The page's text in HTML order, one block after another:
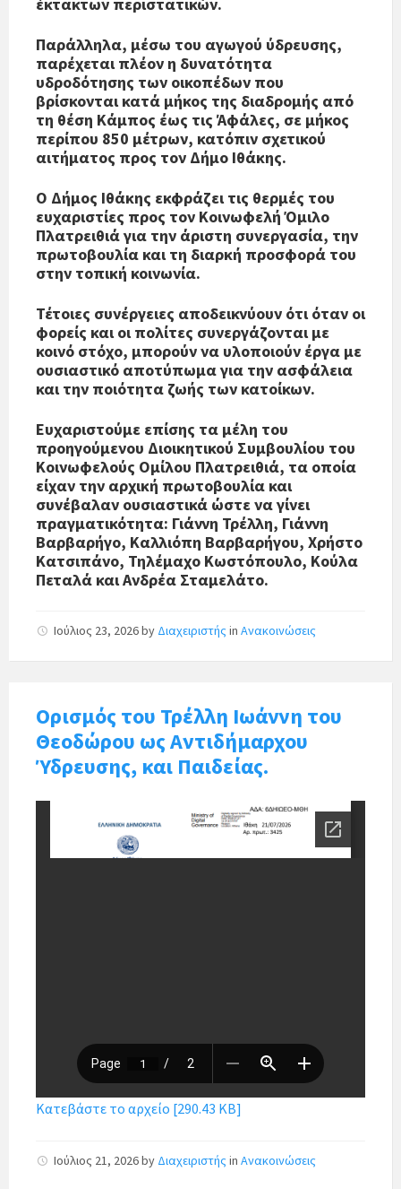
Παράλληλα, μέσω του αγωγού ύδρευσης,
παρέχεται πλέον η δυνατότητα
υδροδότησης των οικοπέδων που
βρίσκονται κατά μήκος της διαδρομής από
τη θέση Κάμπος έως τις Άφάλες, σε μήκος
περίπου 850 μέτρων, κατόπιν σχετικού
αιτήματος προς τον Δήμο Ιθάκης.
Ο Δήμος Ιθάκης εκφράζει τις θερμές του
ευχαριστίες προς τον Κοινωφελή Όμιλο
Πλατρειθιά για την άριστη συνεργασία, την
πρωτοβουλία και τη διαρκή προσφορά του
στην τοπική κοινωνία.
Τέτοιες συνέργειες αποδεικνύουν ότι όταν οι
φορείς και οι πολίτες συνεργάζονται με
κοινό στόχο, μπορούν να υλοποιούν έργα με
ουσιαστικό αποτύπωμα για την ασφάλεια
και την ποιότητα ζωής των κατοίκων.
Ευχαριστούμε επίσης τα μέλη του
προηγούμενου Διοικητικού Συμβουλίου του
Κοινωφελούς Ομίλου Πλατρειθιά, τα οποία
είχαν την αρχική πρωτοβουλία και
συνέβαλαν ουσιαστικά ώστε να γίνει
πραγματικότητα: Γιάννη Τρέλλη, Γιάννη
Βαρβαρήγο, Καλλιόπη Βαρβαρήγου, Χρήστο
Κατσιπάνο, Τηλέμαχο Κωστόπουλο, Κούλα
Πεταλά και Ανδρέα Σταμελάτο.
Ιούλιος 23, 2026by Διαχειριστής in Ανακοινώσεις
Ορισμός του Τρέλλη Ιωάννη του
Θεοδώρου ως Αντιδήμαρχου
Ύδρευσης, και Παιδείας.
Κατεβάστε το αρχείο [290.43 KB]
Ιούλιος 21, 2026by Διαχειριστής in Ανακοινώσεις